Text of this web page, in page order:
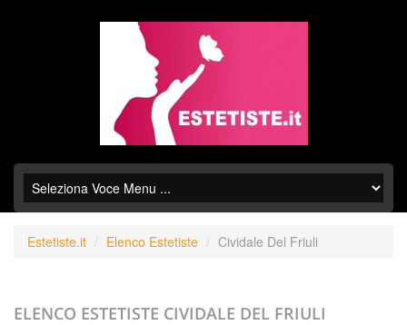
Estetiste.it Elenco Estetiste Cividale Del Friuli
ELENCO ESTETISTE CIVIDALE DEL FRIULI